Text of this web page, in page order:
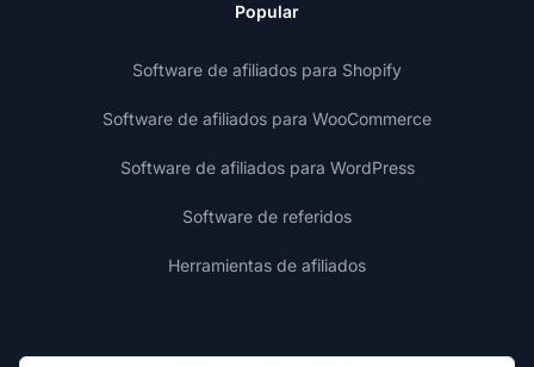
Popular
Software de afiliados para Shopify
Software de afiliados para WooCommerce
Software de afiliados para WordPress
Software de referidos
Herramientas de afiliados